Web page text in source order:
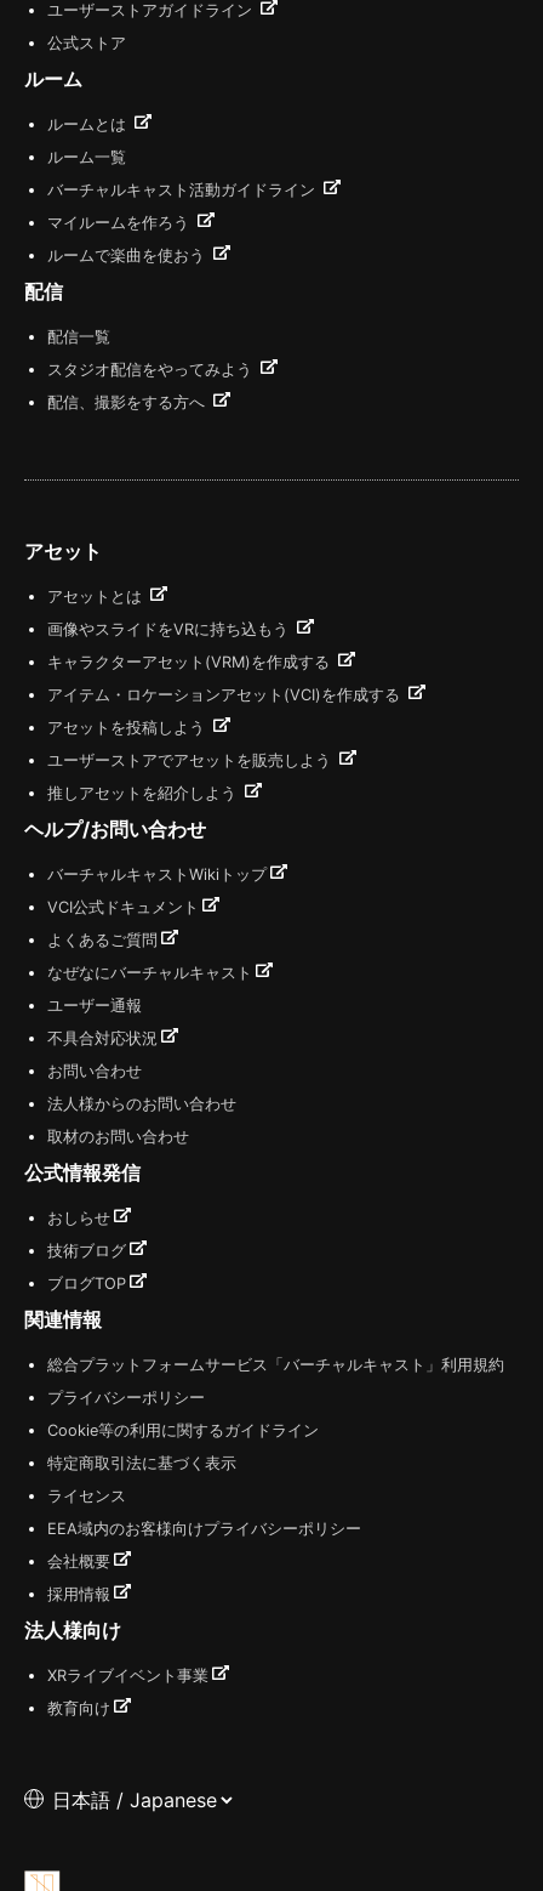
ユーザーストアガイドライン
公式ストア
ルーム
ルームとは
ルーム一覧
バーチャルキャスト活動ガイドライン
マイルームを作ろう
ルームで楽曲を使おう
配信
配信一覧
スタジオ配信をやってみよう
配信、撮影をする方へ
アセット
アセットとは
画像やスライドをVRに持ち込もう
キャラクターアセット(VRM)を作成する
アイテム・ロケーションアセット(VCI)を作成する
アセットを投稿しよう
ユーザーストアでアセットを販売しよう
推しアセットを紹介しよう
ヘルプ/お問い合わせ
バーチャルキャストWikiトップ
VCI公式ドキュメント
よくあるご質問
なぜなにバーチャルキャスト
ユーザー通報
不具合対応状況
お問い合わせ
法人様からのお問い合わせ
取材のお問い合わせ
公式情報発信
おしらせ
技術ブログ
ブログTOP
関連情報
総合プラットフォームサービス「バーチャルキャスト」利用規約
プライバシーポリシー
Cookie等の利用に関するガイドライン
特定商取引法に基づく表示
ライセンス
EEA域内のお客様向けプライバシーポリシー
会社概要
採用情報
法人様向け
XRライブイベント事業
教育向け